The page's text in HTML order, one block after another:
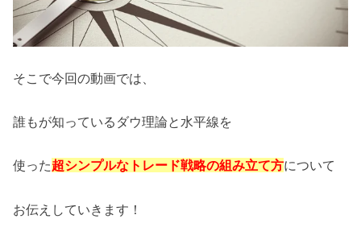
そこで今回の動画では、
誰もが知っているダウ理論と水平線を
使った超シンプルなトレード戦略の組み立て方について
お伝えしていきます！